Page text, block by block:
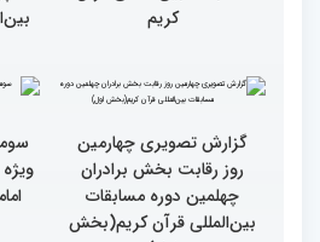
گزارش تصویری از حواشی
روز چهارم چهلمین دوره
مسابقات بین المللی قرآن
کریم